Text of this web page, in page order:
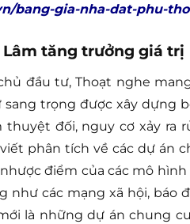
bang-gia-nha-dat-phu-
Lâm tăng trưởng giá trị
đầu tư, Thoạt nghe
trọng được xây dựng
đối, nguy cơ xảy ra
phân tích về các dự án
điểm của các mô
các mạng xã hội, báo
là những dự án chung